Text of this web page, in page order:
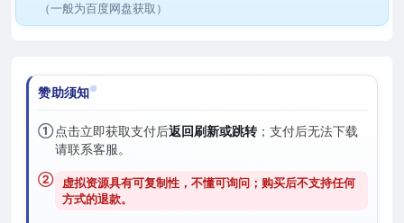
（一般为百度网盘获取）
赞助须知
①点击立即获取支付后返回刷新或跳转；支付后无法下载
请联系客服。
② 虚拟资源具有可复制性，不懂可询问；购买后不支持任何
方式的退款。